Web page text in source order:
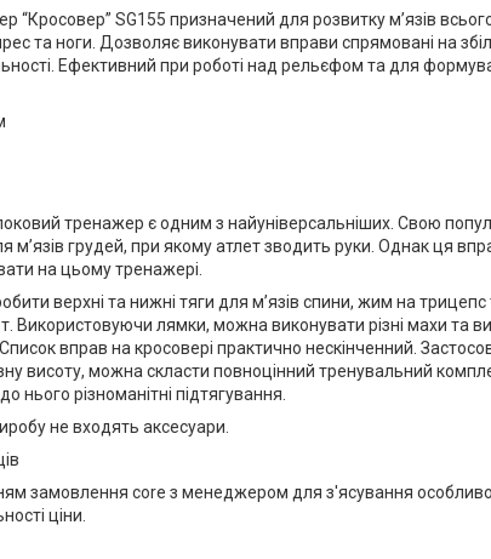
“Кросовер” SG155 призначений для розвитку м’язів
та ноги. Дозволяє виконувати вправи спрямовані на
Ефективний при роботі над рельєфом та для
тренажер є одним з найуніверсальніших. Свою
м’язів грудей, при якому атлет зводить руки. Однак ця
на цьому тренажері.
верхні та нижні тяги для м’язів спини, жим на
Використовуючи лямки, можна виконувати різні махи та
Список вправ на кросовері практично нескінченний.
висоту, можна скласти повноцінний тренувальний
нього різноманітні підтягування.
не входять аксесуари.
замовлення core з менеджером для з'ясування
ціни.